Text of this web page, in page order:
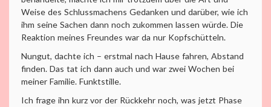
Weise des Schlussmachens Gedanken und darüber, wie ich
ihm seine Sachen dann noch zukommen lassen würde. Die
Reaktion meines Freundes war da nur Kopfschütteln.
Nungut, dachte ich – erstmal nach Hause fahren, Abstand
finden. Das tat ich dann auch und war zwei Wochen bei
meiner Familie. Funktstille.
Ich frage ihn kurz vor der Rückkehr noch, was jetzt Phase